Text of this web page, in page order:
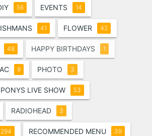
56 EVENTS 14
41 FLOWER 42
48 HAPPY BIRTHDAYS 1
9 PHOTO 3
PONYS LIVE SHOW 53
RADIOHEAD 3
294 RECOMMENDED MENU 39